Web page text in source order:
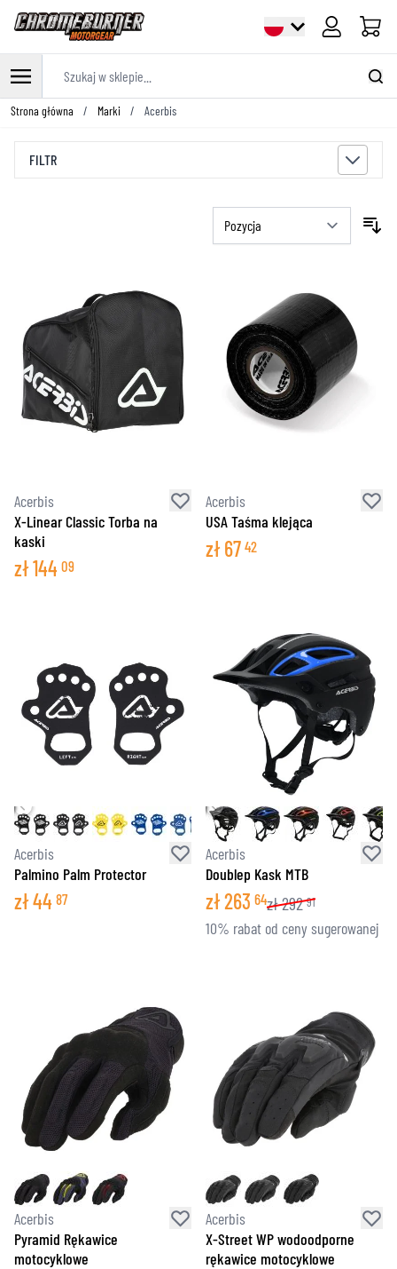
Cart
Przejdź do treści
Strona główna / Marki / Acerbis
FILTR
Acerbis
X-Linear Classic Torba na
kaski
zł144 09
Acerbis
USA Taśma klejąca
zł67 42
Acerbis
Palmino Palm Protector
zł44 87
Acerbis
Doublep Kask MTB
zł263 64zł292 91
10% rabat od ceny sugerowanej
Acerbis
Pyramid Rękawice
motocyklowe
Acerbis
X-Street WP wodoodporne
rękawice motocyklowe